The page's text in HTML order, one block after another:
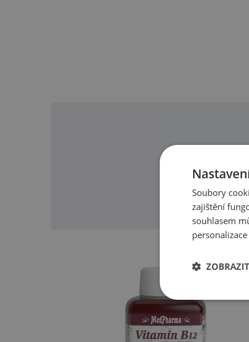
O
Soubory
zajištění
souhlasem